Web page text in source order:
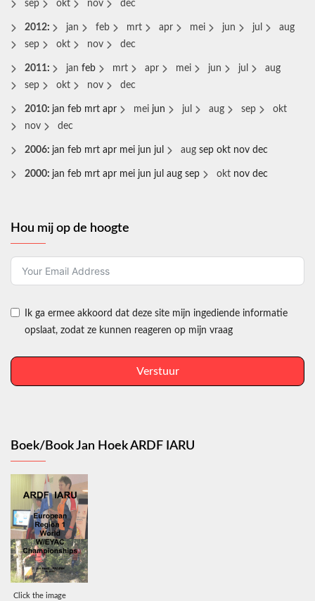
sep
okt nov dec
2012: jan feb mrt apr mei jun jul
aug
sep
okt nov dec
2011: jan feb mrt apr mei jun jul
aug
sep
okt nov dec
2010: jan feb mrt apr mei jun jul aug sep
okt
nov
dec
2006: jan feb mrt apr mei jun jul aug sep okt nov dec
2000: jan feb mrt apr mei jun jul aug sep okt nov dec
Hou mij op de hoogte
Ik ga ermee akkoord dat deze site mijn ingediende informatie
opslaat, zodat ze kunnen reageren op mijn vraag
Verstuur
Boek/Book Jan Hoek ARDF IARU
Click the image